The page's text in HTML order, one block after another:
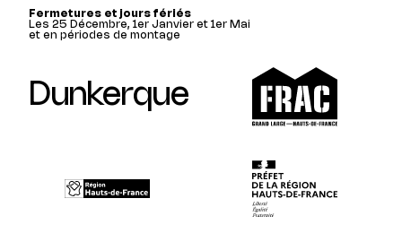
Fermetures et jours fériés
Les 25 Décembre, 1er Janvier et 1er Mai
et en périodes de montage
Dunkerque